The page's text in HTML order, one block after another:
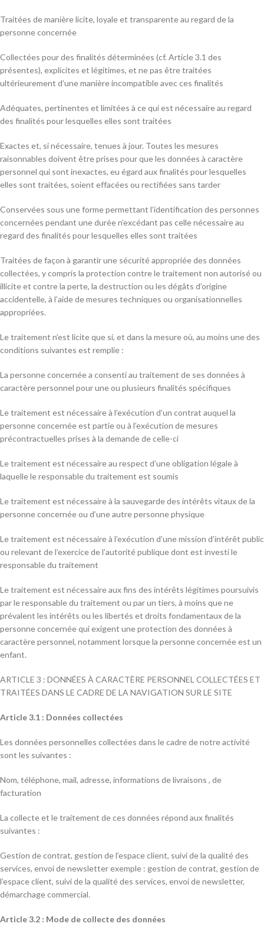
Traitées de manière licite, loyale et transparente au regard de la
personne concernée
Collectées pour des finalités déterminées (cf. Article 3.1 des
présentes), explicites et légitimes, et ne pas être traitées
ultérieurement d’une manière incompatible avec ces finalités
Adéquates, pertinentes et limitées à ce qui est nécessaire au regard
des finalités pour lesquelles elles sont traitées
Exactes et, si nécessaire, tenues à jour. Toutes les mesures
raisonnables doivent être prises pour que les données à caractère
personnel qui sont inexactes, eu égard aux finalités pour lesquelles
elles sont traitées, soient effacées ou rectifiées sans tarder
Conservées sous une forme permettant l’identification des personnes
concernées pendant une durée n’excédant pas celle nécessaire au
regard des finalités pour lesquelles elles sont traitées
Traitées de façon à garantir une sécurité appropriée des données
collectées, y compris la protection contre le traitement non autorisé ou
illicite et contre la perte, la destruction ou les dégâts d’origine
accidentelle, à l’aide de mesures techniques ou organisationnelles
appropriées.
Le traitement n’est licite que si, et dans la mesure où, au moins une des
conditions suivantes est remplie :
La personne concernée a consenti au traitement de ses données à
caractère personnel pour une ou plusieurs finalités spécifiques
Le traitement est nécessaire à l’exécution d’un contrat auquel la
personne concernée est partie ou à l’exécution de mesures
précontractuelles prises à la demande de celle-ci
Le traitement est nécessaire au respect d’une obligation légale à
laquelle le responsable du traitement est soumis
Le traitement est nécessaire à la sauvegarde des intérêts vitaux de la
personne concernée ou d’une autre personne physique
Le traitement est nécessaire à l’exécution d’une mission d’intérêt public
ou relevant de l’exercice de l’autorité publique dont est investi le
responsable du traitement
Le traitement est nécessaire aux fins des intérêts légitimes poursuivis
par le responsable du traitement ou par un tiers, à moins que ne
prévalent les intérêts ou les libertés et droits fondamentaux de la
personne concernée qui exigent une protection des données à
caractère personnel, notamment lorsque la personne concernée est un
enfant.
ARTICLE 3 : DONNÉES À CARACTÈRE PERSONNEL COLLECTÉES ET
TRAITÉES DANS LE CADRE DE LA NAVIGATION SUR LE SITE
Article 3.1 : Données collectées
Les données personnelles collectées dans le cadre de notre activité
sont les suivantes :
Nom, téléphone, mail, adresse, informations de livraisons , de
facturation
La collecte et le traitement de ces données répond aux finalités
suivantes :
Gestion de contrat, gestion de l’espace client, suivi de la qualité des
services, envoi de newsletter exemple : gestion de contrat, gestion de
l’espace client, suivi de la qualité des services, envoi de newsletter,
démarchage commercial.
Article 3.2 : Mode de collecte des données